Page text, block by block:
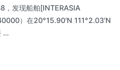
发现船舶[INTERASIA
）在20°15.90'N 111°2.03'N
…